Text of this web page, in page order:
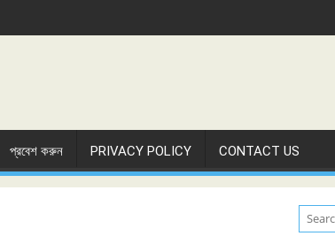
প্রবেশ করুন PRIVACY POLICY CONTACT US